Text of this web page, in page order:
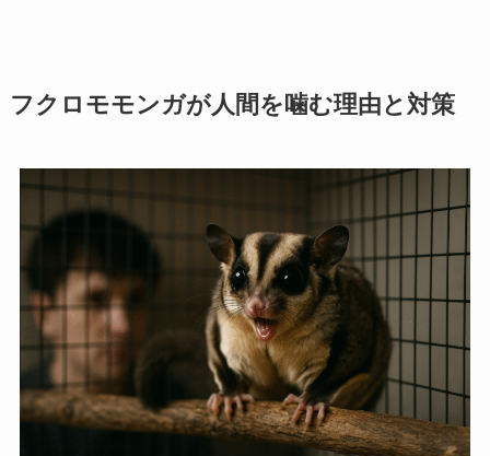
フクロモモンガが人間を噛む理由と対策